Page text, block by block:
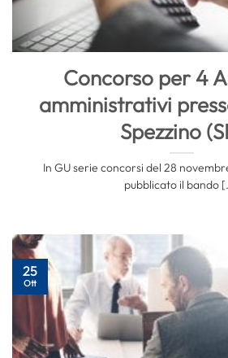
Concorso per 4
amministrativi
Spezzino
In GU serie concorsi del 28
pubblicato il bando
25
Ott